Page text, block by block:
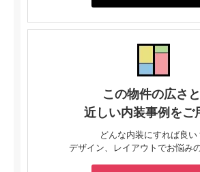
この物件の広さと
近しい内装事例をご
どんな内装にすれば良い
デザイン、レイアウトでお悩みの